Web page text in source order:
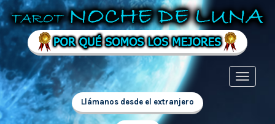
Llámanos desde el extranjero